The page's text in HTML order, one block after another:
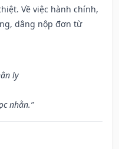
Về việc hành chính,
dâng nộp đơn từ
ly
nhằn.”